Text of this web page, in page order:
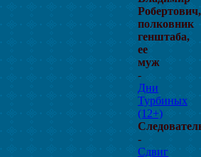
Робертович,
полковник
генштаба,
ее
муж
-
Дни
Турбиных
(12+)
-
Сдвиг